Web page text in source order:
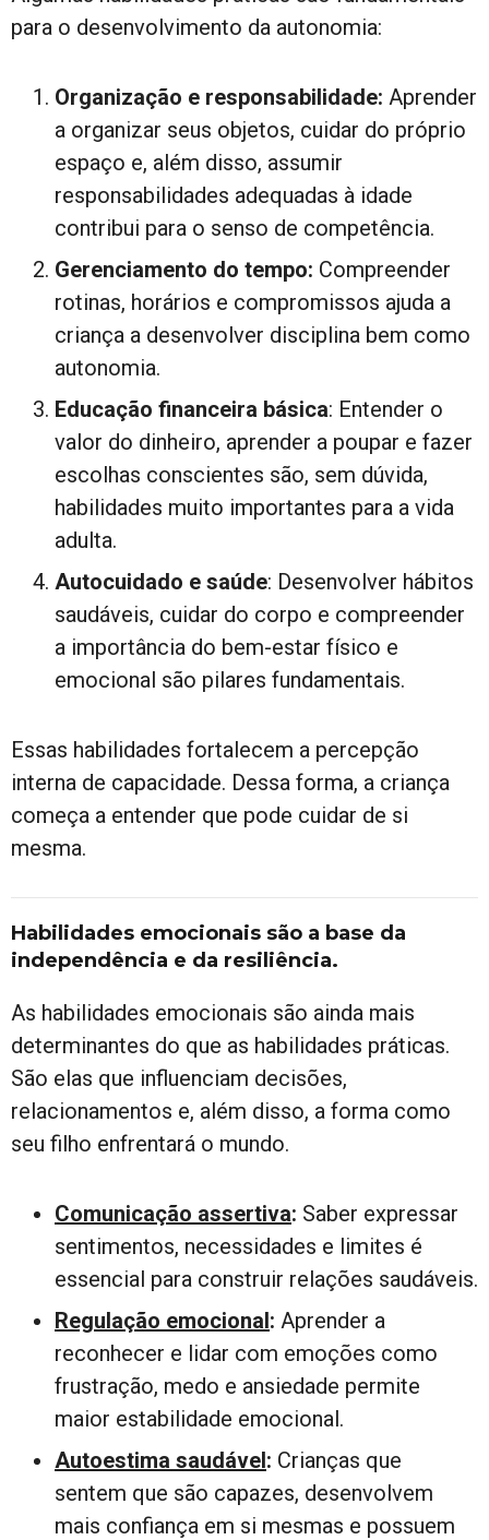
para o desenvolvimento da autonomia:
Organização e responsabilidade: Aprender
a organizar seus objetos, cuidar do próprio
espaço e, além disso, assumir
responsabilidades adequadas à idade
contribui para o senso de competência.
Gerenciamento do tempo: Compreender
rotinas, horários e compromissos ajuda a
criança a desenvolver disciplina bem como
autonomia.
Educação financeira básica: Entender o
valor do dinheiro, aprender a poupar e fazer
escolhas conscientes são, sem dúvida,
habilidades muito importantes para a vida
adulta.
Autocuidado e saúde: Desenvolver hábitos
saudáveis, cuidar do corpo e compreender
a importância do bem-estar físico e
emocional são pilares fundamentais.
Essas habilidades fortalecem a percepção
interna de capacidade. Dessa forma, a criança
começa a entender que pode cuidar de si
mesma.
Habilidades emocionais são a base da
independência e da resiliência.
As habilidades emocionais são ainda mais
determinantes do que as habilidades práticas.
São elas que influenciam decisões,
relacionamentos e, além disso, a forma como
seu filho enfrentará o mundo.
Comunicação assertiva: Saber expressar
sentimentos, necessidades e limites é
essencial para construir relações saudáveis.
Regulação emocional: Aprender a
reconhecer e lidar com emoções como
frustração, medo e ansiedade permite
maior estabilidade emocional.
Autoestima saudável: Crianças que
sentem que são capazes, desenvolvem
mais confiança em si mesmas e possuem